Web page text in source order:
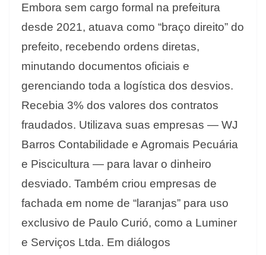
Embora sem cargo formal na prefeitura
desde 2021, atuava como “braço direito” do
prefeito, recebendo ordens diretas,
minutando documentos oficiais e
gerenciando toda a logística dos desvios.
Recebia 3% dos valores dos contratos
fraudados. Utilizava suas empresas — WJ
Barros Contabilidade e Agromais Pecuária
e Piscicultura — para lavar o dinheiro
desviado. Também criou empresas de
fachada em nome de “laranjas” para uso
exclusivo de Paulo Curió, como a Luminer
e Serviços Ltda. Em diálogos